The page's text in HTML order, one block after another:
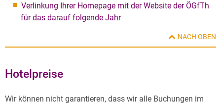
Verlinkung Ihrer Homepage mit der Website der ÖGfTh
für das darauf folgende Jahr
NACH OBEN
Hotelpreise
Wir können nicht garantieren, dass wir alle Buchungen im